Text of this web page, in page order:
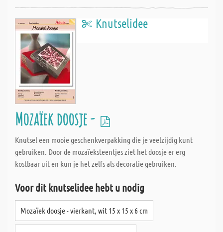
Knutselidee
Mozaïek doosje -
Knutsel een mooie geschenkverpakking die je veelzijdig kunt
gebruiken. Door de mozaïeksteentjes ziet het doosje er erg
kostbaar uit en kun je het zelfs als decoratie gebruiken.
Voor dit knutselidee hebt u nodig
Mozaïek doosje - vierkant, wit 15 x 15 x 6 cm